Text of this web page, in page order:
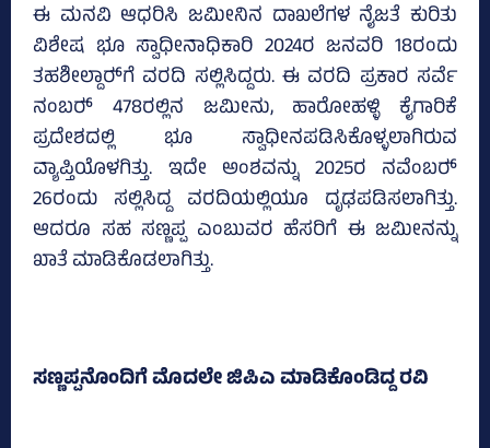
ಈ ಮನವಿ ಆಧರಿಸಿ ಜಮೀನಿನ ದಾಖಲೆಗಳ ನೈಜತೆ ಕುರಿತು
ವಿಶೇಷ ಭೂ ಸ್ವಾಧೀನಾಧಿಕಾರಿ 2024ರ ಜನವರಿ 18ರಂದು
ತಹಶೀಲ್ದಾರ್‍‌ಗೆ ವರದಿ ಸಲ್ಲಿಸಿದ್ದರು. ಈ ವರದಿ ಪ್ರಕಾರ ಸರ್ವೆ
ನಂಬರ್‍‌ 478ರಲ್ಲಿನ ಜಮೀನು, ಹಾರೋಹಳ್ಳಿ ಕೈಗಾರಿಕೆ
ಪ್ರದೇಶದಲ್ಲಿ ಭೂ ಸ್ವಾಧೀನಪಡಿಸಿಕೊಳ್ಳಲಾಗಿರುವ
ವ್ಯಾಪ್ತಿಯೊಳಗಿತ್ತು. ಇದೇ ಅಂಶವನ್ನು 2025ರ ನವೆಂಬರ್‍‌
26ರಂದು ಸಲ್ಲಿಸಿದ್ದ ವರದಿಯಲ್ಲಿಯೂ ದೃಢಪಡಿಸಲಾಗಿತ್ತು.
ಆದರೂ ಸಹ ಸಣ್ಣಪ್ಪ ಎಂಬುವರ ಹೆಸರಿಗೆ ಈ ಜಮೀನನ್ನು
ಖಾತೆ ಮಾಡಿಕೊಡಲಾಗಿತ್ತು.
ಸಣ್ಣಪ್ಪನೊಂದಿಗೆ ಮೊದಲೇ ಜಿಪಿಎ ಮಾಡಿಕೊಂಡಿದ್ದ ರವಿ